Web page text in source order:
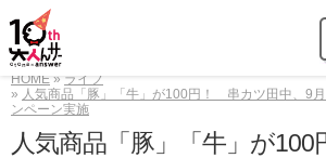
HOME
ライフ
人気商品「豚」「牛」が100円！ 串カツ田中、9
ンペーン実施
人気商品「豚」「牛」が